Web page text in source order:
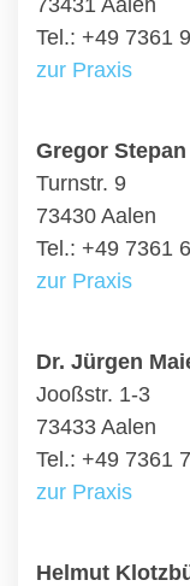
73431 Aalen
Tel.: +49 7361
zur Praxis
Gregor Stepan
Turnstr. 9
73430 Aalen
Tel.: +49 7361
zur Praxis
Dr. Jürgen
Jooßstr. 1-3
73433 Aalen
Tel.: +49 7361
zur Praxis
Helmut